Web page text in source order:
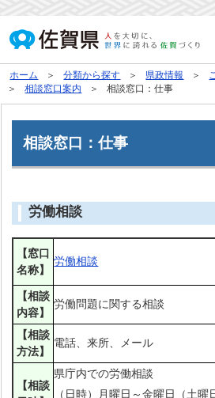
ホーム 分類から探す 県政情報
相談窓口案内
相談窓口：仕事
相談窓口：仕事
労働相談
【窓口
名称】
労働相談
【相談
内容】
労働問題に関する相談
【相談
方法】
電話、来所、メール
【相談
県庁内での労働相談
（日時）月曜日～金曜日（土